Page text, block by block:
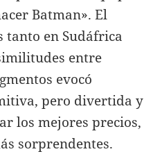
Batman». El
tanto en Sudáfrica
entre
evocó
pero divertida y
los mejores precios,
sorprendentes.